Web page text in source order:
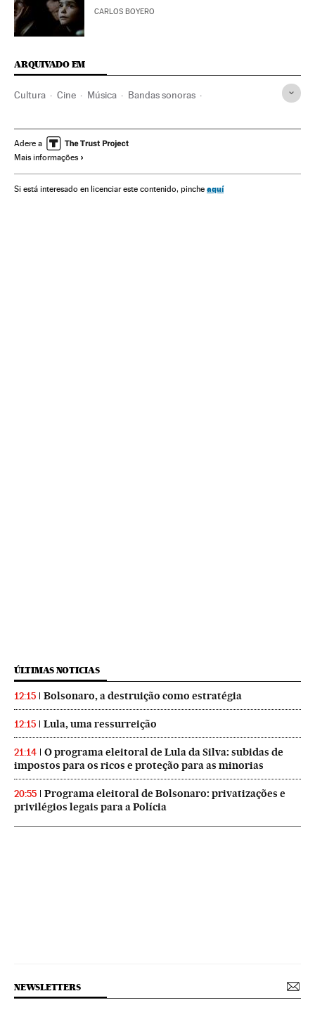
CARLOS BOYERO
ARQUIVADO EM
Cultura Cine Música Bandas sonoras
Adere a
Mais informações
Si está interesado en licenciar este contenido, pinche aquí
ÚLTIMAS NOTICIAS
12:15 Bolsonaro, a destruição como estratégia
12:15 Lula, uma ressurreição
21:14
O programa eleitoral de Lula da Silva: subidas de
impostos para os ricos e proteção para as minorias
20:55
Programa eleitoral de Bolsonaro: privatizações e
privilégios legais para a Polícia
NEWSLETTERS